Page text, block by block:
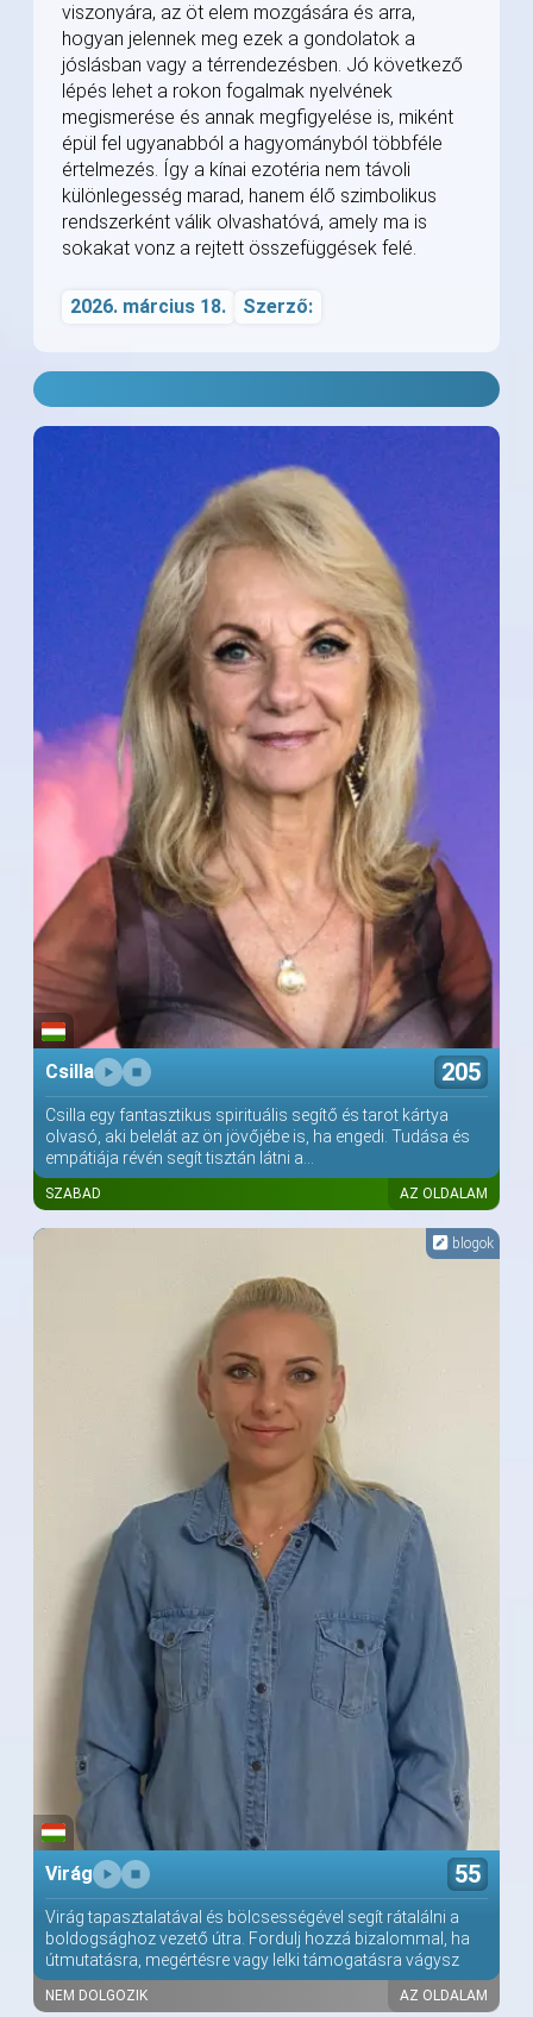
viszonyára, az öt elem mozgására és arra,
hogyan jelennek meg ezek a gondolatok a
jóslásban vagy a térrendezésben. Jó következő
lépés lehet a rokon fogalmak nyelvének
megismerése és annak megfigyelése is, miként
épül fel ugyanabból a hagyományból többféle
értelmezés. Így a kínai ezotéria nem távoli
különlegesség marad, hanem élő szimbolikus
rendszerként válik olvashatóvá, amely ma is
sokakat vonz a rejtett összefüggések felé.
2026. március 18. Szerző:
Csilla 205
Csilla egy fantasztikus spirituális segítő és tarot kártya
olvasó, aki belelát az ön jövőjébe is, ha engedi. Tudása és
empátiája révén segít tisztán látni a...
SZABAD AZ OLDALAM
blogok
Virág 55
Virág tapasztalatával és bölcsességével segít rátalálni a
boldogsághoz vezető útra. Fordulj hozzá bizalommal, ha
útmutatásra, megértésre vagy lelki támogatásra vágysz
NEM DOLGOZIK AZ OLDALAM